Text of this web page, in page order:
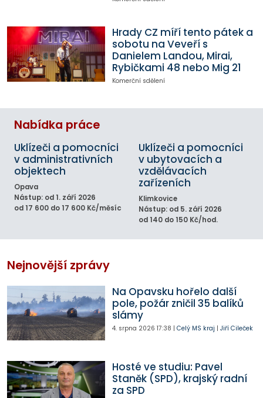
Hrady CZ míří tento pátek a
sobotu na Veveří s
Danielem Landou, Mirai,
Rybičkami 48 nebo Mig 21
Komerční sdělení
Nabídka práce
Uklízeči a pomocníci
v administrativních
objektech
Opava
Nástup: od 1. září 2026
od 17 600 do 17 600 Kč/měsíc
Uklízeči a pomocníci
v ubytovacích a
vzdělávacích
zařízeních
Klimkovice
Nástup: od 5. září 2026
od 140 do 150 Kč/hod.
Nejnovější zprávy
Na Opavsku hořelo další
pole, požár zničil 35 balíků
slámy
4. srpna 2026 17:38 | Celý MS kraj | Jiří Cileček
Hosté ve studiu: Pavel
Staněk (SPD), krajský radní
za SPD